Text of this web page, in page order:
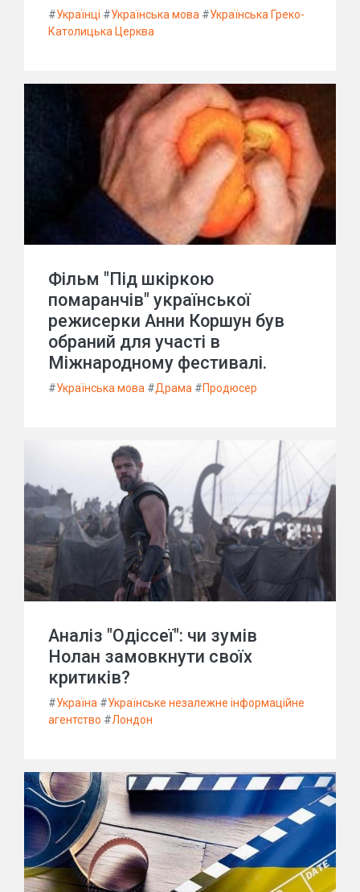
#Українці #Українська мова #Українська Греко-
Католицька Церква
Фільм "Під шкіркою
помаранчів" української
режисерки Анни Коршун був
обраний для участі в
Міжнародному фестивалі.
#Українська мова #Драма #Продюсер
Аналіз "Одіссеї": чи зумів
Нолан замовкнути своїх
критиків?
#Україна #Українське незалежне інформаційне
агентство #Лондон